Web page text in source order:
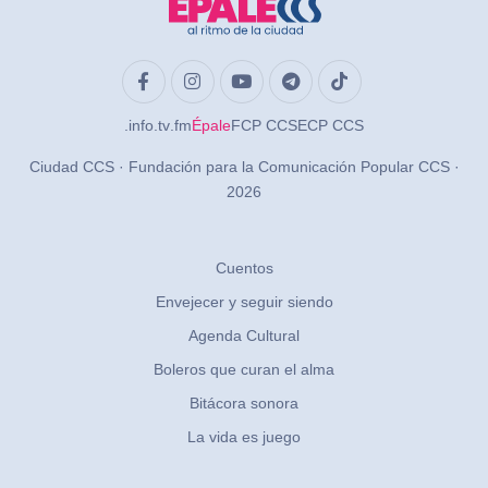
.info .tv .fmÉpaleFCP CCSECP CCS
Ciudad CCS · Fundación para la Comunicación Popular CCS ·
2026
Cuentos
Envejecer y seguir siendo
Agenda Cultural
Boleros que curan el alma
Bitácora sonora
La vida es juego